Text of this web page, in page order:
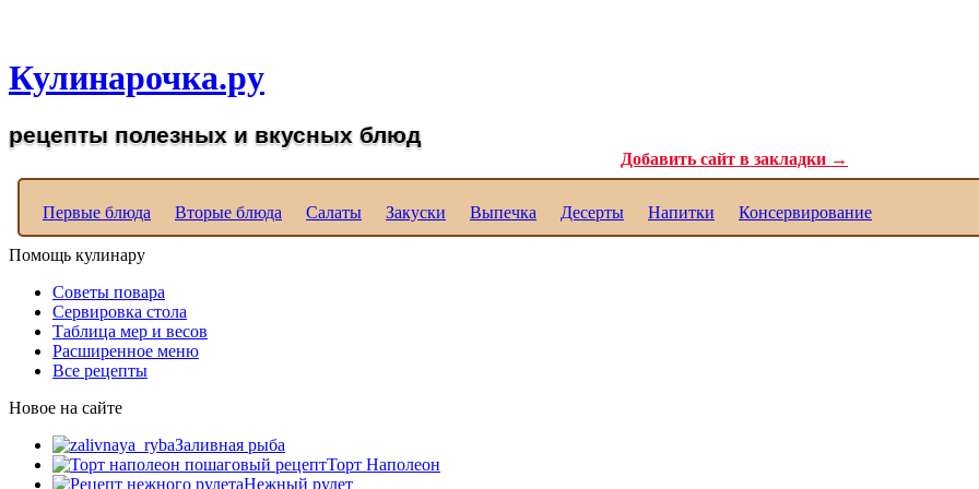
Кулинарочка.ру
рецепты полезных и вкусных блюд
Добавить сайт в закладки →
Первые блюда Вторые блюда Салаты Закуски Выпечка Десерты Напитки Консервирование
Помощь кулинару
Советы повара
Сервировка стола
Таблица мер и весов
Расширенное меню
Все рецепты
Новое на сайте
Заливная рыба
Торт Наполеон
Нежный рулет